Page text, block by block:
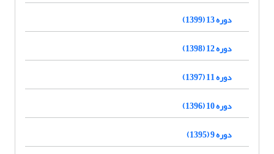
دوره 13 (1399)
دوره 12 (1398)
دوره 11 (1397)
دوره 10 (1396)
دوره 9 (1395)